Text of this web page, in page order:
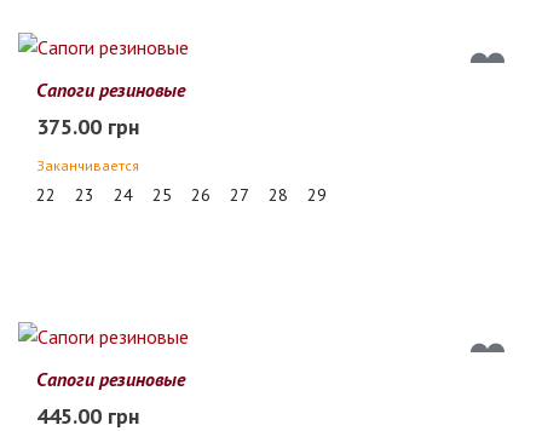
Сапоги резиновые
375.00 грн
Заканчивается
22 23 24 25 26 27 28 29
Сапоги резиновые
445.00 грн